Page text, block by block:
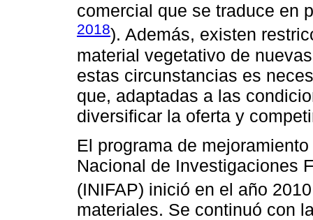
comercial que se traduce en
2018). Además, existen
material vegetativo de
estas circunstancias es
que, adaptadas a las
diversificar la oferta y
El programa de
Nacional de Investigaciones
(INIFAP) inició en el año
materiales. Se continuó con